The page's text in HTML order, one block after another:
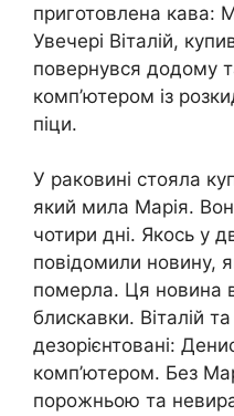
приготовлена кава:
Увечері Віталій,
повернувся додому
комп’ютером із
піци.
У раковині стояла
який мила Марія.
чотири дні. Якось у
повідомили новину,
померла. Ця новина
блискавки. Віталій
дезорієнтовані:
комп’ютером. Без
порожньою та